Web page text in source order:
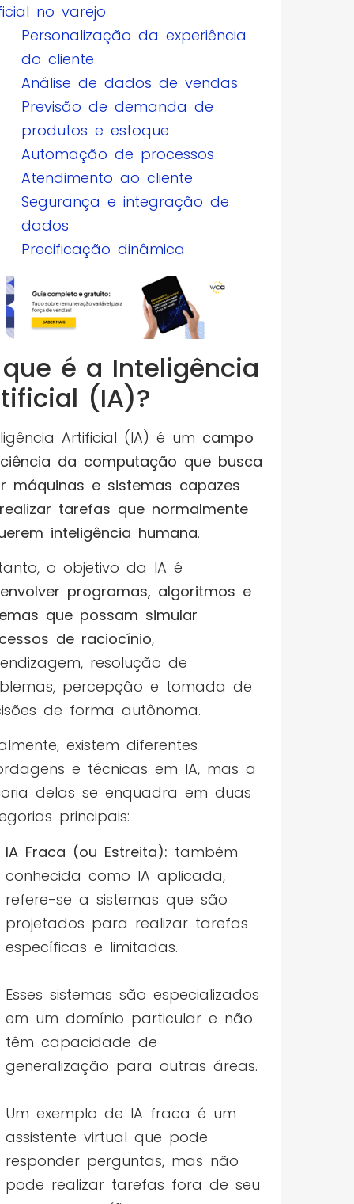
no varejo
Personalização da experiência
do cliente
Análise de dados de vendas
Previsão de demanda de
produtos e estoque
Automação de processos
Atendimento ao cliente
Segurança e integração de
dados
Precificação dinâmica
é a Inteligência
(IA)?
Artificial (IA) é um campo
da computação que busca
máquinas e sistemas capazes
tarefas que normalmente
inteligência humana.
o objetivo da IA é
programas, algoritmos e
que possam simular
de raciocínio,
resolução de
percepção e tomada de
de forma autônoma.
existem diferentes
e técnicas em IA, mas a
delas se enquadra em duas
principais:
IA Fraca (ou Estreita): também
conhecida como IA aplicada,
refere-se a sistemas que são
projetados para realizar tarefas
específicas e limitadas.
Esses sistemas são especializados
em um domínio particular e não
têm capacidade de
generalização para outras áreas.
Um exemplo de IA fraca é um
assistente virtual que pode
responder perguntas, mas não
pode realizar tarefas fora de seu